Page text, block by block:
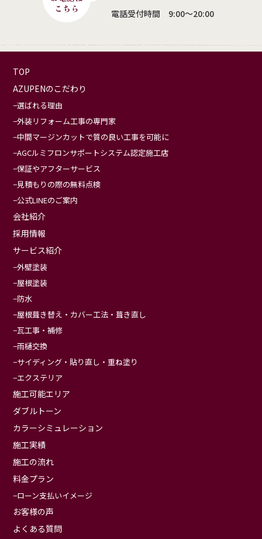
電話受付時間 9:00〜20:00
TOP
AZUPENのこだわり
選ばれる理由
外装リフォーム工事の専門家
中間マージンカットで質の良い工事を可能に
AGCルミフロンサポートシステム認定施工店
保証やアフターサービス
見積もりの際の無料点検
公式LINEのご案内
会社紹介
採用情報
サービス紹介
外壁塗装
屋根塗装
防水
屋根葺き替え・カバー工法・葺き直し
瓦工事・補修
雨樋交換
サイディング・貼り直し・重ね塗り
エクステリア
施工可能エリア
ダブルトーン
カラーシミュレーション
施工実績
施工の流れ
料金プラン
ローン支払いイメージ
お客様の声
よくある質問